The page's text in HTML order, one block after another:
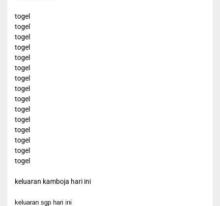
togel
togel
togel
togel
togel
togel
togel
togel
togel
togel
togel
togel
togel
togel
togel
keluaran kamboja hari ini
keluaran sgp hari ini